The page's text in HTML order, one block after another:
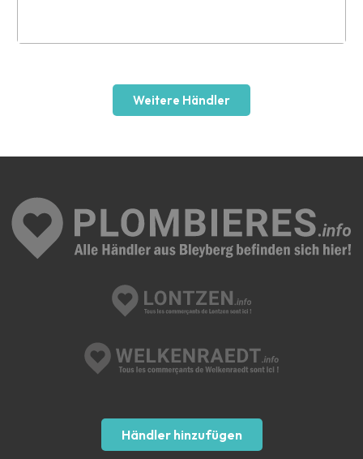
Weitere Händler
Händler hinzufügen